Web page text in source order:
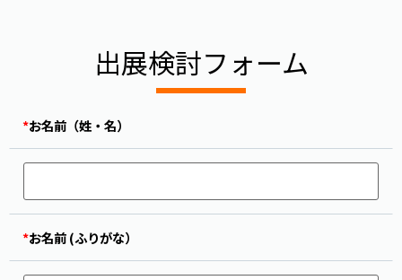
出展検討フォーム
*お名前（姓・名）
*お名前 (ふりがな）